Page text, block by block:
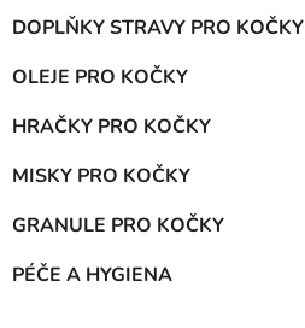
DOPLŇKY STRAVY PRO KOČKY
OLEJE PRO KOČKY
HRAČKY PRO KOČKY
MISKY PRO KOČKY
GRANULE PRO KOČKY
PÉČE A HYGIENA